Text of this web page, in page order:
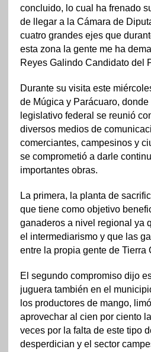
concluido, lo cual ha frenado
de llegar a la Cámara de
cuatro grandes ejes que
esta zona la gente me ha
Reyes Galindo Candidato del
Durante su visita este
de Múgica y Parácuaro, donde
legislativo federal se reunió
diversos medios de
comerciantes, campesinos y
se comprometió a darle
importantes obras.
La primera, la planta de
que tiene como objetivo
ganaderos a nivel regional ya
el intermediarismo y que las
entre la propia gente de Tierra
El segundo compromiso dijo
juguera también en el
los productores de mango,
aprovechar al cien por ciento
veces por la falta de este tipo
desperdician y el sector